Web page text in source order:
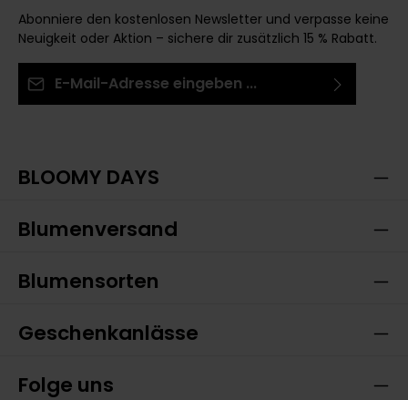
Abonniere den kostenlosen Newsletter und verpasse keine
Neuigkeit oder Aktion – sichere dir zusätzlich 15 % Rabatt.
BLOOMY DAYS
Blumenversand
Blumensorten
Geschenkanlässe
Folge uns